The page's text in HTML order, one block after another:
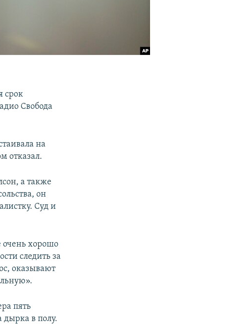
срок
Свобода
на
отказал.
а также
он
Суд и
очень хорошо
следить за
оказывают
пять
дырка в полу.